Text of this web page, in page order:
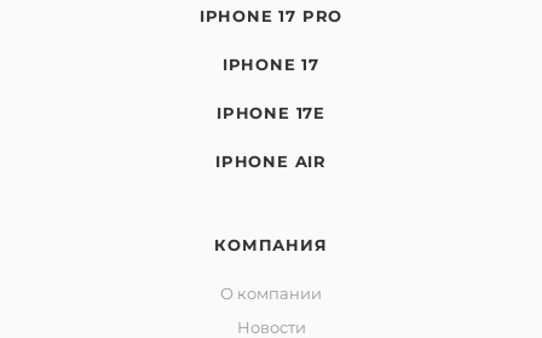
IPHONE 17 PRO
IPHONE 17
IPHONE 17E
IPHONE AIR
КОМПАНИЯ
О компании
Новости